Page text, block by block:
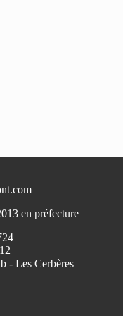
en préfecture
- Les Cerbères